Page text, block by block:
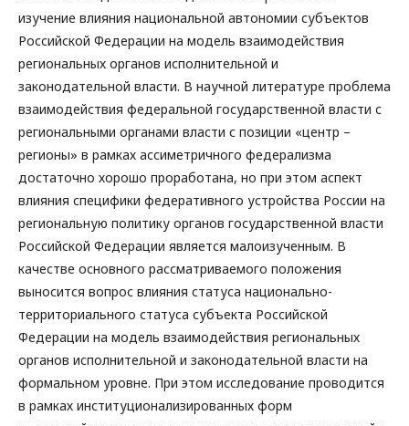
изучение влияния национальной автономии субъектов
Российской Федерации на модель взаимодействия
региональных органов исполнительной и
законодательной власти. В научной литературе проблема
взаимодействия федеральной государственной власти с
региональными органами власти с позиции «центр –
регионы» в рамках ассиметричного федерализма
достаточно хорошо проработана, но при этом аспект
влияния специфики федеративного устройства России на
региональную политику органов государственной власти
Российской Федерации является малоизученным. В
качестве основного рассматриваемого положения
выносится вопрос влияния статуса национально-
территориального статуса субъекта Российской
Федерации на модель взаимодействия региональных
органов исполнительной и законодательной власти на
формальном уровне. При этом исследование проводится
в рамках институционализированных форм